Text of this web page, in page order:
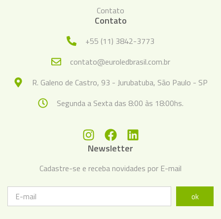
Contato
Contato
+55 (11) 3842-3773
contato@euroledbrasil.com.br
R. Galeno de Castro, 93 - Jurubatuba, São Paulo - SP
Segunda a Sexta das 8:00 às 18:00hs.
Newsletter
Cadastre-se e receba novidades por E-mail
ok